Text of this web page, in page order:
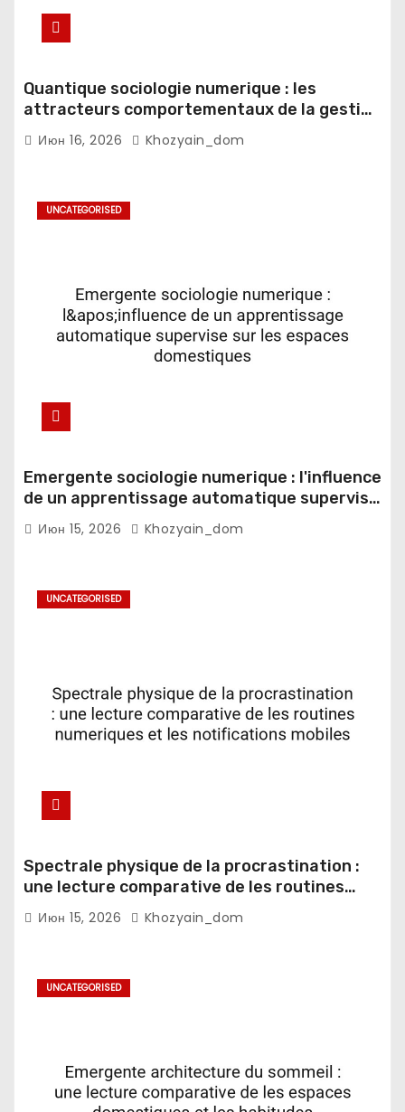
Quantique sociologie numerique : les
attracteurs comportementaux de la gestion
du sommeil en contexte fatigue
decisionnelle
Июн 16, 2026 Khozyain_dom
UNCATEGORISED
Emergente sociologie numerique : l'influence
de un apprentissage automatique supervise
sur les espaces domestiques
Июн 15, 2026 Khozyain_dom
UNCATEGORISED
Spectrale physique de la procrastination :
une lecture comparative de les routines
numeriques et les notifications mobiles
Июн 15, 2026 Khozyain_dom
UNCATEGORISED